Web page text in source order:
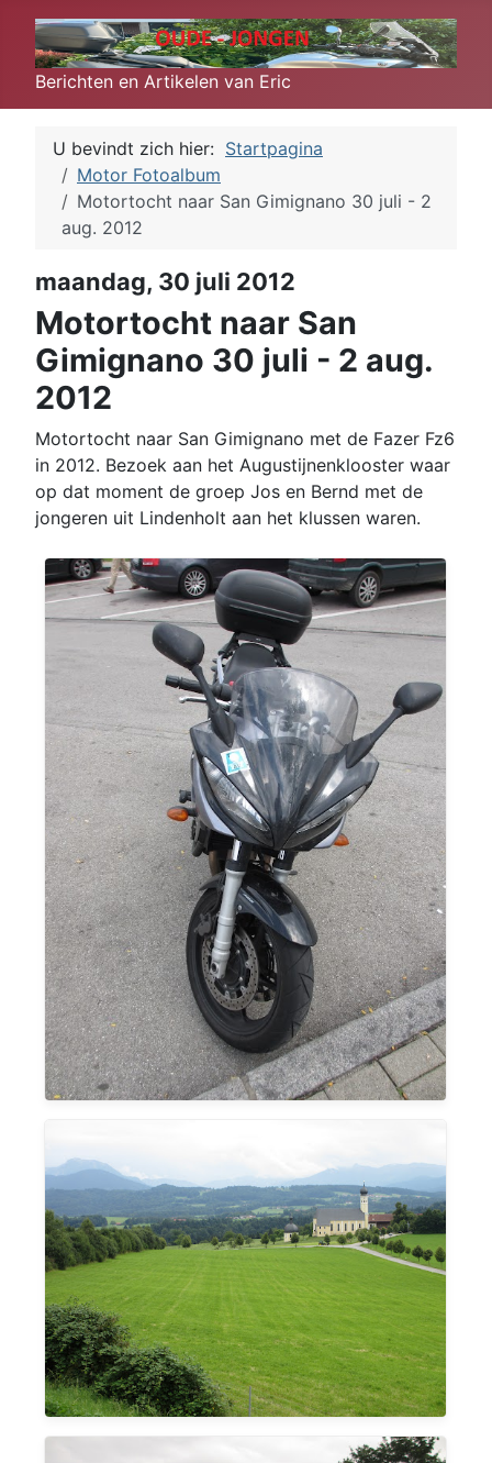
Berichten en Artikelen van Eric
U bevindt zich hier: Startpagina
Motor Fotoalbum
Motortocht naar San Gimignano 30 juli - 2
aug. 2012
maandag, 30 juli 2012
Motortocht naar San
Gimignano 30 juli - 2 aug.
2012
Motortocht naar San Gimignano met de Fazer Fz6
in 2012. Bezoek aan het Augustijnenklooster waar
op dat moment de groep Jos en Bernd met de
jongeren uit Lindenholt aan het klussen waren.